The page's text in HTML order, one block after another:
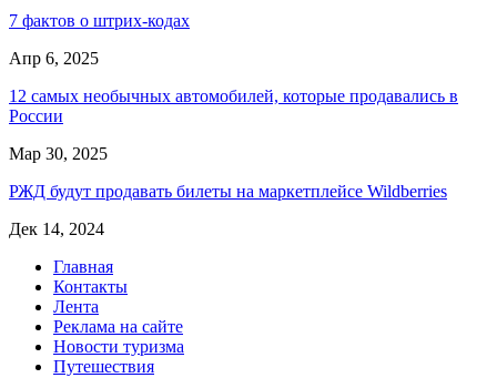
7 фактов о штрих-кодах
Апр 6, 2025
12 самых необычных автомобилей, которые продавались в
России
Мар 30, 2025
РЖД будут продавать билеты на маркетплейсе Wildberries
Дек 14, 2024
Главная
Контакты
Лента
Реклама на сайте
Новости туризма
Путешествия